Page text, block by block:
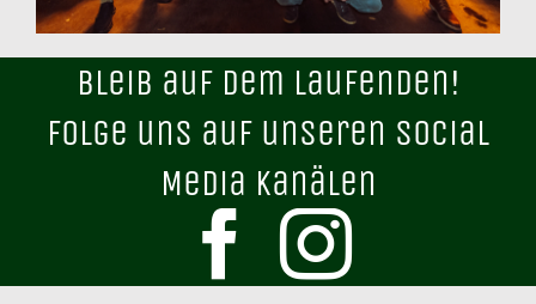
Bleib auf dem Laufenden!
Folge uns auf unseren Social
Media Kanälen